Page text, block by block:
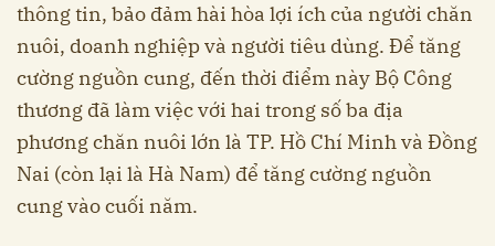
thông tin, bảo đảm hài hòa lợi ích của người chăn
nuôi, doanh nghiệp và người tiêu dùng. Để tăng
cường nguồn cung, đến thời điểm này Bộ Công
thương đã làm việc với hai trong số ba địa
phương chăn nuôi lớn là TP. Hồ Chí Minh và Đồng
Nai (còn lại là Hà Nam) để tăng cường nguồn
cung vào cuối năm.